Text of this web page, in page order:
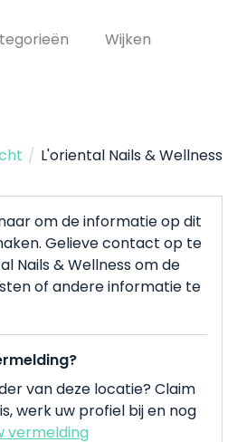
Wijken
/ L'oriental Nails & Wellness
om de informatie op dit
Gelieve contact op te
Nails & Wellness om de
of andere informatie te
van deze locatie? Claim
werk uw profiel bij en nog
vermelding